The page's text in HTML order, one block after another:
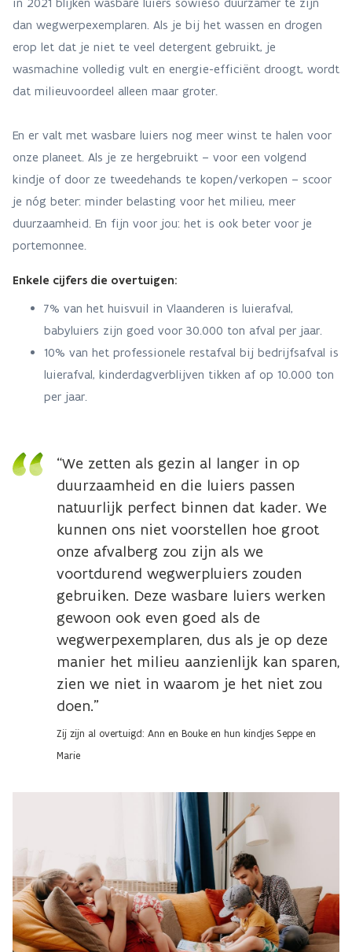
dan wegwerpexemplaren. Als je bij het wassen en drogen
erop let dat je niet te veel detergent gebruikt, je
wasmachine volledig vult en energie-efficiënt droogt, wordt
dat milieuvoordeel alleen maar groter.
En er valt met wasbare luiers nog meer winst te halen voor
onze planeet. Als je ze hergebruikt – voor een volgend
kindje of door ze tweedehands te kopen/verkopen – scoor
je nóg beter: minder belasting voor het milieu, meer
duurzaamheid. En fijn voor jou: het is ook beter voor je
portemonnee.
Enkele cijfers die overtuigen:
7% van het huisvuil in Vlaanderen is luierafval,
babyluiers zijn goed voor 30.000 ton afval per jaar.
10% van het professionele restafval bij bedrijfsafval is
luierafval, kinderdagverblijven tikken af op 10.000 ton
per jaar.
“We zetten als gezin al langer in op
duurzaamheid en die luiers passen
natuurlijk perfect binnen dat kader. We
kunnen ons niet voorstellen hoe groot
onze afvalberg zou zijn als we
voortdurend wegwerpluiers zouden
gebruiken. Deze wasbare luiers werken
gewoon ook even goed als de
wegwerpexemplaren, dus als je op deze
manier het milieu aanzienlijk kan sparen,
zien we niet in waarom je het niet zou
doen.”
Zij zijn al overtuigd: Ann en Bouke en hun kindjes Seppe en
Marie